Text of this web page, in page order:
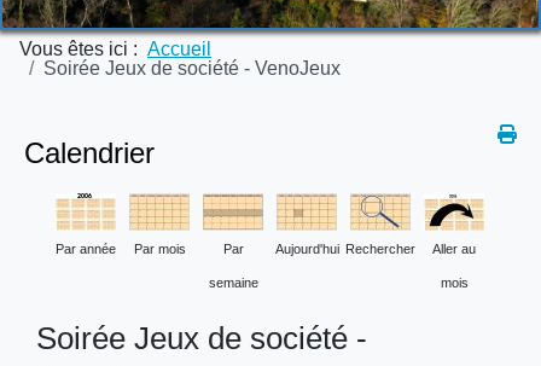
Vous êtes ici : Accueil
Soirée Jeux de société - VenoJeux
Calendrier
Par année Par mois Par
semaine
Aujourd'hui Rechercher Aller au
mois
Soirée Jeux de société -